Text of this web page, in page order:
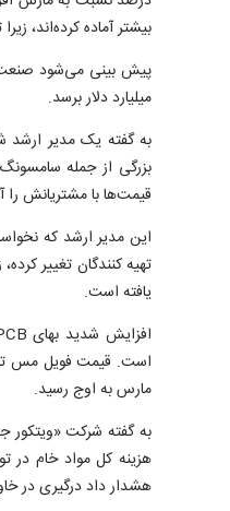
بیشتر آماده کرده‌اند،
میلیارد دلار برسد.
قیمت‌ها با مشتریانش را
این مدیر ارشد که
یافته است.
مارس به اوج رسید.
هزینه کل مواد خام در
هشدار داد درگیری در